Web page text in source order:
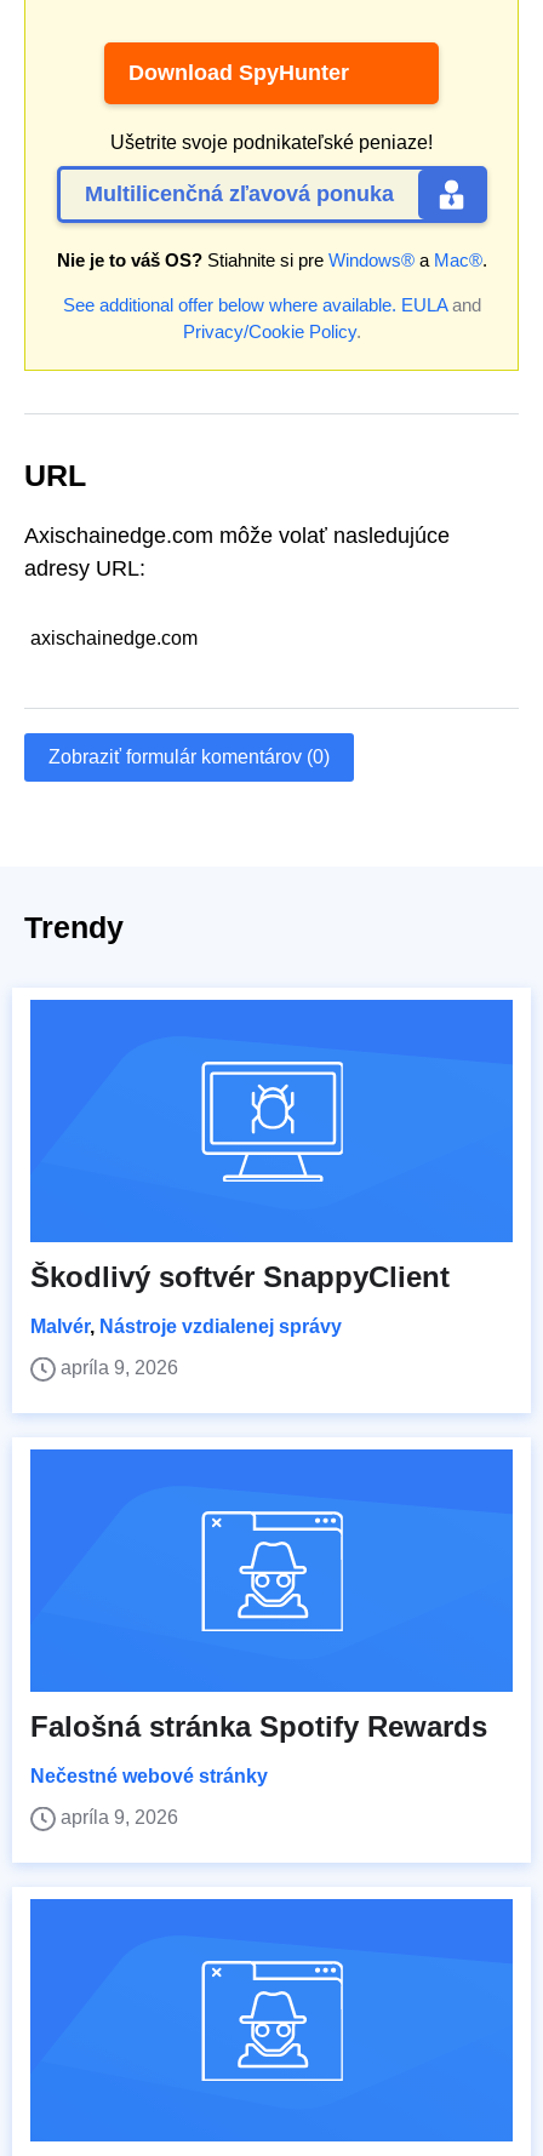
Download SpyHunter
Ušetrite svoje podnikateľské peniaze!
Multilicenčná zľavová ponuka
Nie je to váš OS?Stiahnite si pre Windows®a Mac®.
See additional offer below where available. EULAand
Privacy/Cookie Policy.
URL
Axischainedge.com môže volať nasledujúce
adresy URL:
axischainedge.com
Zobraziť formulár komentárov (0)
Trendy
Škodlivý softvér SnappyClient
Malvér, Nástroje vzdialenej správy
apríla 9, 2026
Falošná stránka Spotify Rewards
Nečestné webové stránky
apríla 9, 2026